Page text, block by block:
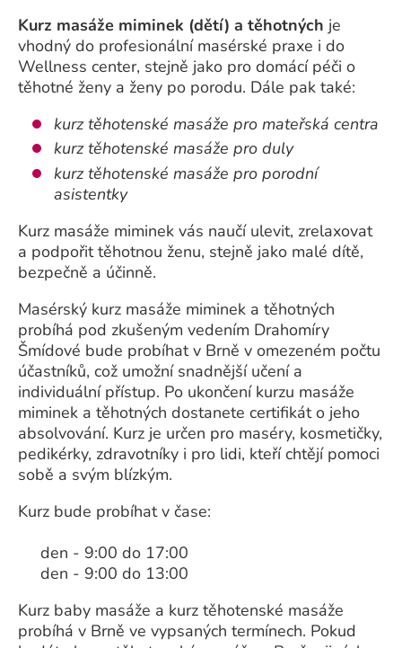
Kurz masáže miminek (dětí) a těhotných je
vhodný do profesionální masérské praxe i do
Wellness center, stejně jako pro domácí péči o
těhotné ženy a ženy po porodu. Dále pak také:
kurz těhotenské masáže pro mateřská centra
kurz těhotenské masáže pro duly
kurz těhotenské masáže pro porodní
asistentky
Kurz masáže miminek vás naučí ulevit, zrelaxovat
a podpořit těhotnou ženu, stejně jako malé dítě,
bezpečně a účinně.
Masérský kurz masáže miminek a těhotných
probíhá pod zkušeným vedením Drahomíry
Šmídové bude probíhat v Brně v omezeném počtu
účastníků, což umožní snadnější učení a
individuální přístup. Po ukončení kurzu masáže
miminek a těhotných dostanete certifikát o jeho
absolvování. Kurz je určen pro maséry, kosmetičky,
pedikérky, zdravotníky i pro lidi, kteří chtějí pomoci
sobě a svým blízkým.
Kurz bude probíhat v čase:
den - 9:00 do 17:00
den - 9:00 do 13:00
Kurz baby masáže a kurz těhotenské masáže
probíhá v Brně ve vypsaných termínech. Pokud